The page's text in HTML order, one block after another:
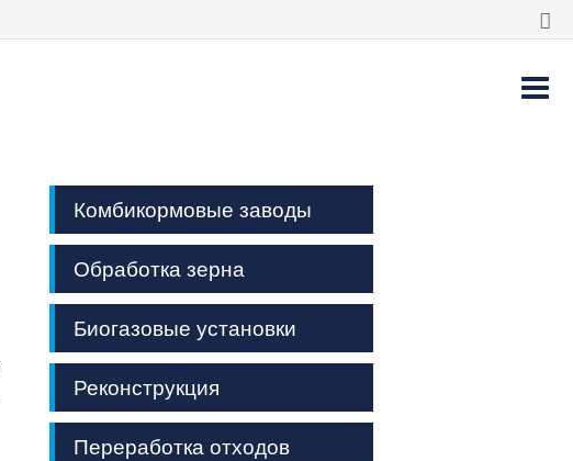
Комбикормовые заводы
Обработка зерна
Биогазовые установки
Реконструкция
Переработка отходов